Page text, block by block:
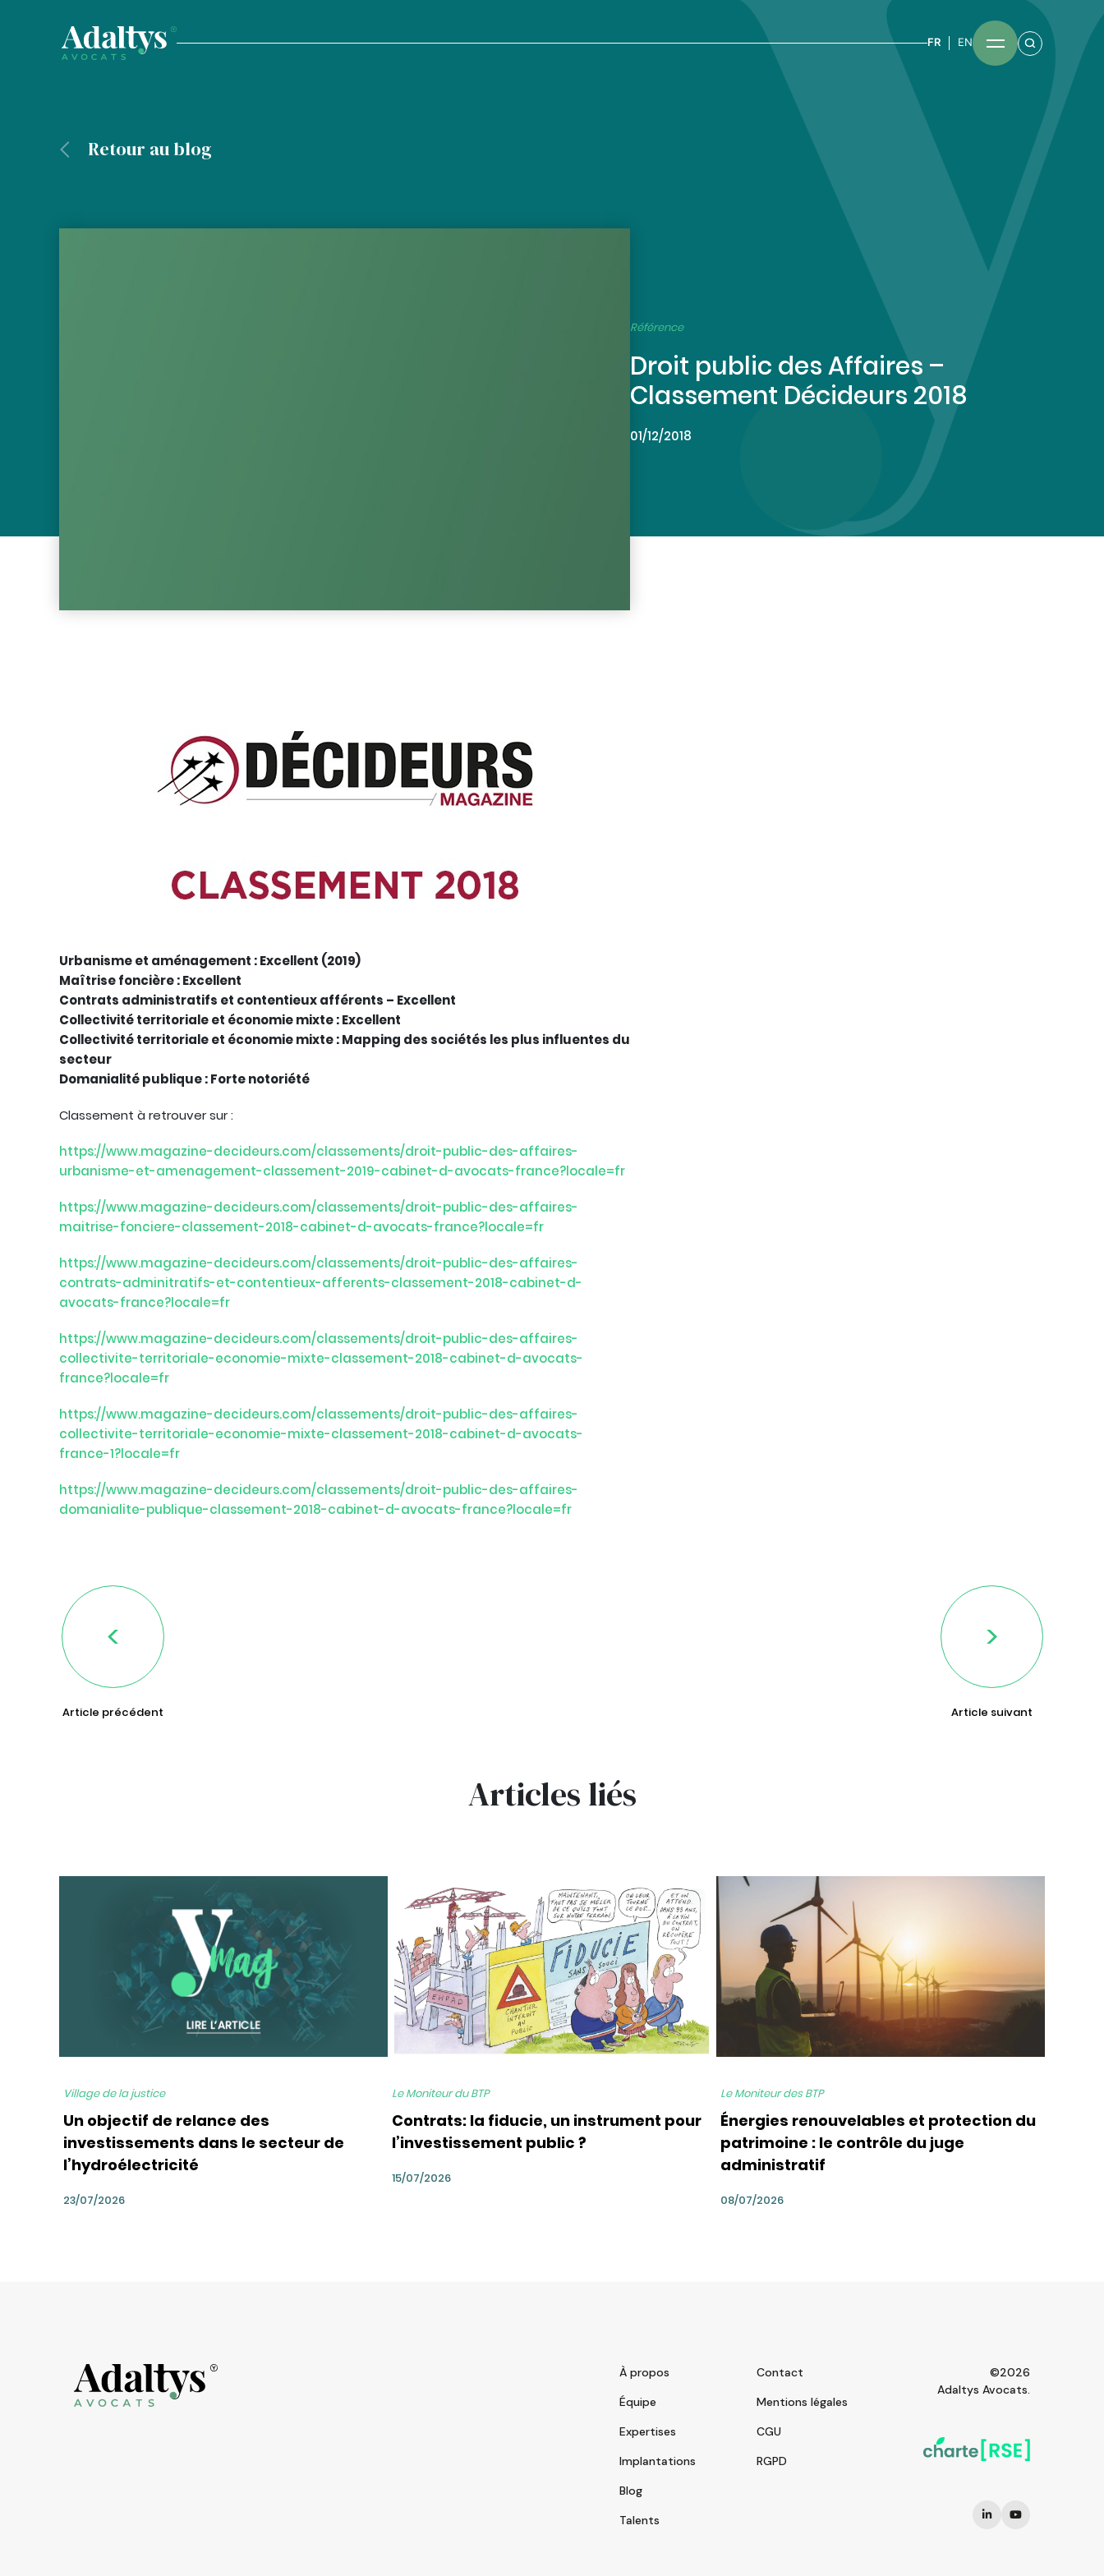
FR EN
Retour au blog
Référence
Droit public des Affaires –
Classement Décideurs 2018
01/12/2018
Urbanisme et aménagement : Excellent (2019)
Maîtrise foncière : Excellent
Contrats administratifs et contentieux afférents – Excellent
Collectivité territoriale et économie mixte : Excellent
Collectivité territoriale et économie mixte : Mapping des sociétés les plus influentes du
secteur
Domanialité publique : Forte notoriété
Classement à retrouver sur :
https://www.magazine-decideurs.com/classements/droit-public-des-affaires-
urbanisme-et-amenagement-classement-2019-cabinet-d-avocats-france?locale=fr
https://www.magazine-decideurs.com/classements/droit-public-des-affaires-
maitrise-fonciere-classement-2018-cabinet-d-avocats-france?locale=fr
https://www.magazine-decideurs.com/classements/droit-public-des-affaires-
contrats-adminitratifs-et-contentieux-afferents-classement-2018-cabinet-d-
avocats-france?locale=fr
https://www.magazine-decideurs.com/classements/droit-public-des-affaires-
collectivite-territoriale-economie-mixte-classement-2018-cabinet-d-avocats-
france?locale=fr
https://www.magazine-decideurs.com/classements/droit-public-des-affaires-
collectivite-territoriale-economie-mixte-classement-2018-cabinet-d-avocats-
france-1?locale=fr
https://www.magazine-decideurs.com/classements/droit-public-des-affaires-
domanialite-publique-classement-2018-cabinet-d-avocats-france?locale=fr
Articles liés
Village de la justice
Un objectif de relance des
investissements dans le secteur de
l’hydroélectricité
23/07/2026
Le Moniteur du BTP
Contrats: la fiducie, un instrument pour
l’investissement public ?
15/07/2026
bg
Le Moniteur des BTP
Énergies renouvelables et protection du
patrimoine : le contrôle du juge
administratif
08/07/2026
À propos
Équipe
Expertises
Implantations
Blog
Talents
Contact
Mentions légales
CGU
RGPD
©2026
Adaltys Avocats.